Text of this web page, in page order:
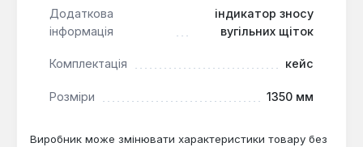
боковою та D-подібною ручками, що
забезпечує готовність до роботи одразу після
придбання.
Перфоратор Makita HR4511C є надійним
будівельних майданчиках, при демонтажних
Додаткова
інформація
індикатор зносу
вугільних щіток
Комплектація кейс
Розміри 1350 мм
Виробник може змінювати характеристики товару без